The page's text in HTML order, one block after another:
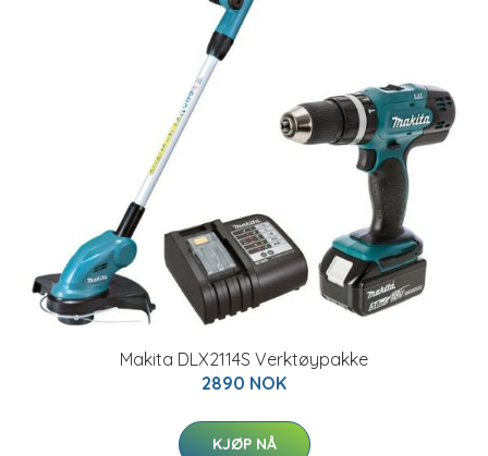
Makita DLX2114S Verktøypakke
2890 NOK
KJØP NÅ